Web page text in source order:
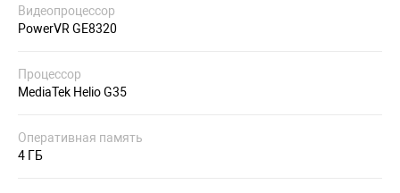
Видеопроцессор
PowerVR GE8320
Процессор
MediaTek Helio G35
Оперативная память
4 ГБ